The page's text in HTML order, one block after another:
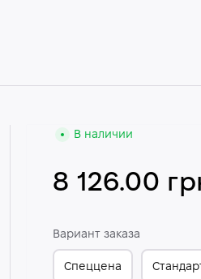
В наличии
8 126.00
Вариант заказа
Спеццена